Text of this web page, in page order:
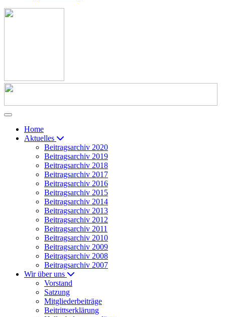
Home
Aktuelles
Beitragsarchiv 2020
Beitragsarchiv 2019
Beitragsarchiv 2018
Beitragsarchiv 2017
Beitragsarchiv 2016
Beitragsarchiv 2015
Beitragsarchiv 2014
Beitragsarchiv 2013
Beitragsarchiv 2012
Beitragsarchiv 2011
Beitragsarchiv 2010
Beitragsarchiv 2009
Beitragsarchiv 2008
Beitragsarchiv 2007
Wir über uns
Vorstand
Satzung
Mitgliederbeiträge
Beitrittserklärung